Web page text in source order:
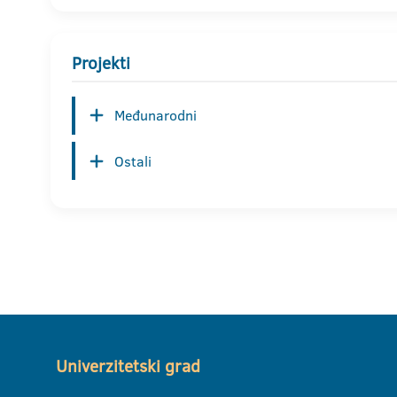
Projekti
Međunarodni
Ostali
Univerzitetski grad